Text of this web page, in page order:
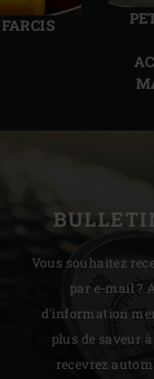
précédente
Vous souhaitez
par e-mail ?
d'information
plus de saveur
recevrez